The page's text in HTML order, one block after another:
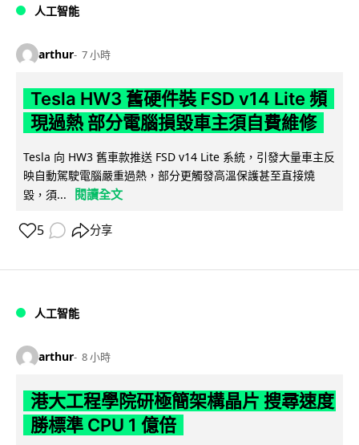
人工智能
arthur 7 小時
Tesla HW3 舊硬件裝 FSD v14 Lite 頻
現過熱 部分電腦損毀車主須自費維修
Tesla 向 HW3 舊車款推送 FSD v14 Lite 系統，引發大量車主反
映自動駕駛電腦嚴重過熱，部分更觸發高溫保護甚至直接燒
毀，須...
閱讀全文
5 分享
人工智能
arthur 8 小時
港大工程學院研極簡架構晶片 搜尋速度
勝標準 CPU 1 億倍